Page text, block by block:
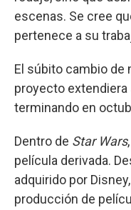
escenas. Se cree
pertenece a su
El súbito cambio de
proyecto
terminando en
Dentro de Star Wars
película derivada.
adquirido por
producción de